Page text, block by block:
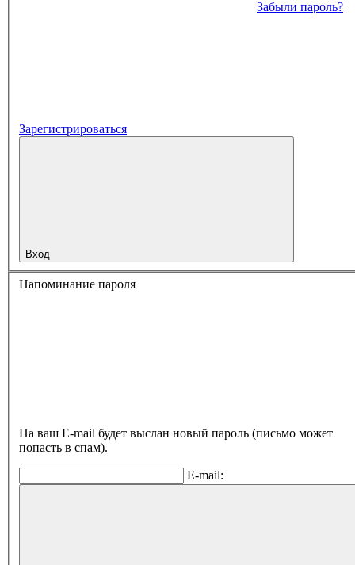
Забыли пароль?
Зарегистрироваться
Вход
Напоминание пароля
На ваш E-mail будет выслан новый пароль (письмо может
попасть в спам).
E-mail: